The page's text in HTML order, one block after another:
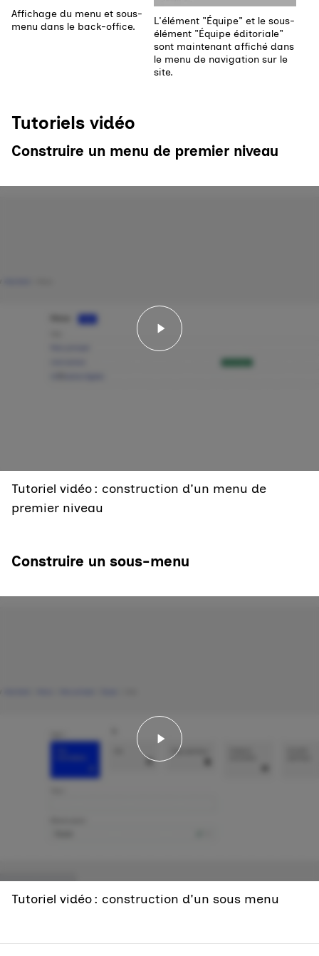
Affichage du menu et sous-
menu dans le back-office.
L'élément "Équipe" et le sous-
élément "Équipe éditoriale"
sont maintenant affiché dans
le menu de navigation sur le
site.
Tutoriels vidéo
Construire un menu de premier niveau
Lancer la vidéo -
Tutoriel vidéo : construction d'un menu de
premier niveau
Construire un sous-menu
Lancer la vidéo -
Tutoriel vidéo : construction d'un sous menu